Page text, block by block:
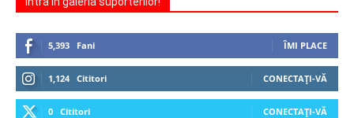
5,393 Fani ÎMI PLACE
1,124 Cititori CONECTAȚI-VĂ
0 Cititori CONECTAȚI-VĂ